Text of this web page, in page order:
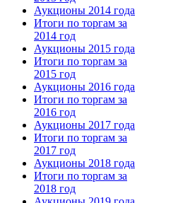
Аукционы 2014 года
Итоги по торгам за
2014 год
Аукционы 2015 года
Итоги по торгам за
2015 год
Аукционы 2016 года
Итоги по торгам за
2016 год
Аукционы 2017 года
Итоги по торгам за
2017 год
Аукционы 2018 года
Итоги по торгам за
2018 год